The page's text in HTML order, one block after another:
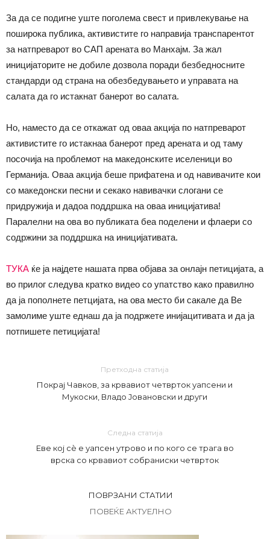
За да се подигне уште поголема свест и привлекување на
поширока публика, активистите го направија транспарентот
за натпреварот во САП арената во Манхајм. За жал
иницијаторите не добиле дозвола поради безбедносните
стандарди од страна на обезбедувањето и управата на
салата да го истакнат банерот во салата.
Но, наместо да се откажат од оваа акција по натпреварот
активистите го истакнаа банерот пред арената и од таму
посочија на проблемот на македонските иселеници во
Германија. Оваа акција беше прифатена и од навивачите кои
со македонски песни и секако навивачки слогани се
придружија и дадоа поддршка на оваа иницијатива!
Паралелни на ова во публиката беа поделени и флаери со
содржини за поддршка на иницијативата.
ТУКА ќе ја најдете нашата прва објава за онлајн петицијата, а
во прилог следува кратко видео со упатство како правилно
да ја пополнете петцијата, на ова место би сакале да Ве
замолиме уште еднаш да ја подржете инијацитивата и да ја
потпишете петицијата!
Претходна статија
Покрај Чавков, за крвавиот четврток уапсени и
Мукоски, Владо Јовановски и други
Следна статија
Еве кој сè е уапсен утрово и по кого се трага во
врска со крвавиот собраниски четврток
ПОВРЗАНИ СТАТИИ
ПОВЕЌЕ АКТУЕЛНО